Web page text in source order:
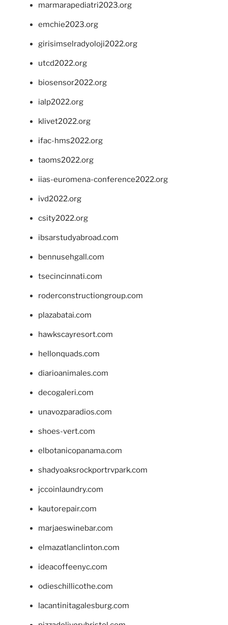
marmarapediatri2023.org
emchie2023.org
girisimselradyoloji2022.org
utcd2022.org
biosensor2022.org
ialp2022.org
klivet2022.org
ifac-hms2022.org
taoms2022.org
iias-euromena-conference2022.org
ivd2022.org
csity2022.org
ibsarstudyabroad.com
bennusehgall.com
tsecincinnati.com
roderconstructiongroup.com
plazabatai.com
hawkscayresort.com
hellonquads.com
diarioanimales.com
decogaleri.com
unavozparadios.com
shoes-vert.com
elbotanicopanama.com
shadyoaksrockportrvpark.com
jccoinlaundry.com
kautorepair.com
marjaeswinebar.com
elmazatlanclinton.com
ideacoffeenyc.com
odieschillicothe.com
lacantinitagalesburg.com